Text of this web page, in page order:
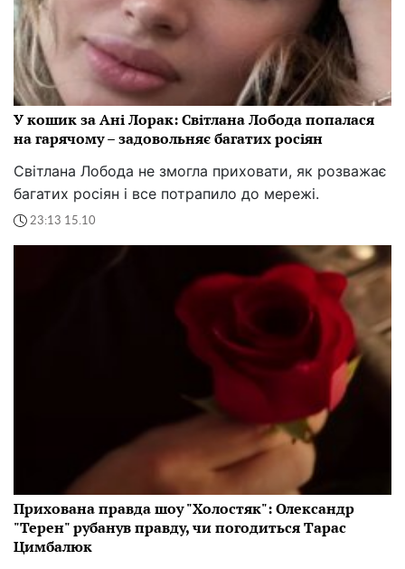
У кошик за Ані Лорак: Світлана Лобода попалася
на гарячому – задовольняє багатих росіян
Світлана Лобода не змогла приховати, як розважає
багатих росіян і все потрапило до мережі.
23:13 15.10
Прихована правда шоу "Холостяк": Олександр
"Терен" рубанув правду, чи погодиться Тарас
Цимбалюк